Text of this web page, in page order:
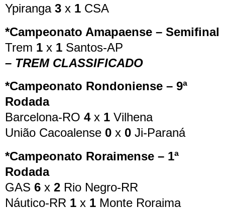
Ypiranga 3 x 1 CSA
*Campeonato Amapaense – Semifinal
Trem 1 x 1 Santos-AP
– TREM CLASSIFICADO
*Campeonato Rondoniense – 9ª
Rodada
Barcelona-RO 4x 1 Vilhena
União Cacoalense 0 x 0 Ji-Paraná
*Campeonato Roraimense – 1ª
Rodada
GAS 6 x 2 Rio Negro-RR
Náutico-RR 1 x 1 Monte Roraima